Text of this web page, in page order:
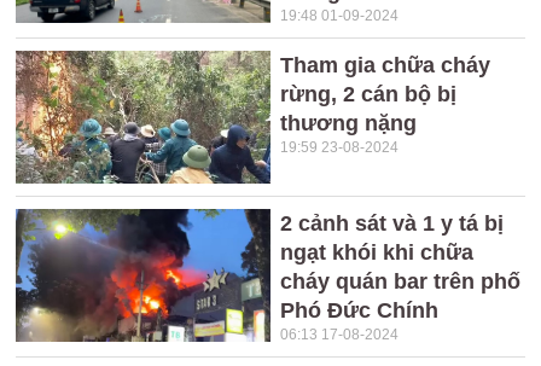
19:48 01-09-2024
Tham gia chữa cháy
rừng, 2 cán bộ bị
thương nặng
19:59 23-08-2024
2 cảnh sát và 1 y tá bị
ngạt khói khi chữa
cháy quán bar trên phố
Phó Đức Chính
06:13 17-08-2024